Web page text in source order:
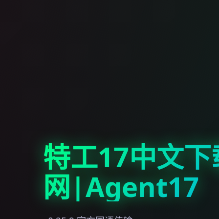
特工17中文
网|Agent17